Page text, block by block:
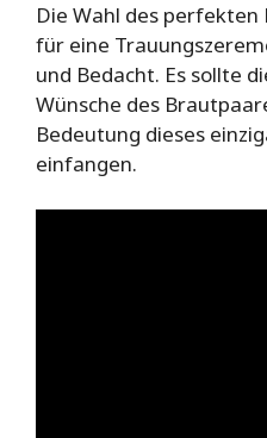
Die Wahl des perfekten
für eine
und Bedacht. Es sollte
Wünsche des
Bedeutung dieses
einfangen.